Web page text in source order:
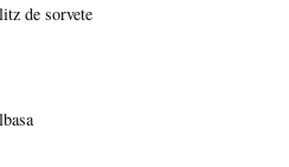
de sorvete